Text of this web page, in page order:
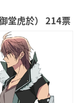
堂虎於） 214票